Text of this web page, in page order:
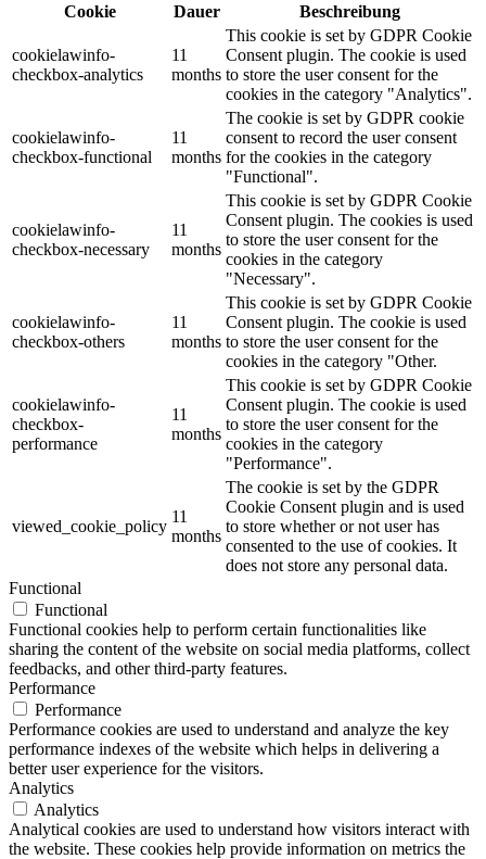
Cookie
Dauer Beschreibung
cookielawinfo-
checkbox-analytics
11
months
This cookie is set by GDPR Cookie
Consent plugin. The cookie is used
to store the user consent for the
cookies in the category "Analytics".
cookielawinfo-
checkbox-functional
11
months
The cookie is set by GDPR cookie
consent to record the user consent
for the cookies in the category
"Functional".
cookielawinfo-
checkbox-necessary
11
months
This cookie is set by GDPR Cookie
Consent plugin. The cookies is used
to store the user consent for the
cookies in the category
"Necessary".
cookielawinfo-
checkbox-others
11
months
This cookie is set by GDPR Cookie
Consent plugin. The cookie is used
to store the user consent for the
cookies in the category "Other.
cookielawinfo-
checkbox-
performance
11
months
This cookie is set by GDPR Cookie
Consent plugin. The cookie is used
to store the user consent for the
cookies in the category
"Performance".
viewed_cookie_policy
11
months
The cookie is set by the GDPR
Cookie Consent plugin and is used
to store whether or not user has
consented to the use of cookies. It
does not store any personal data.
Functional
Functional
Functional cookies help to perform certain functionalities like
sharing the content of the website on social media platforms, collect
feedbacks, and other third-party features.
Performance
Performance
Performance cookies are used to understand and analyze the key
performance indexes of the website which helps in delivering a
better user experience for the visitors.
Analytics
Analytics
Analytical cookies are used to understand how visitors interact with
the website. These cookies help provide information on metrics the